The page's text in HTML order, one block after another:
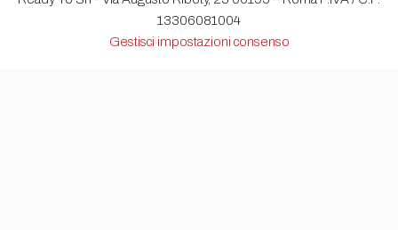
13306081004
Gestisci impostazioni consenso